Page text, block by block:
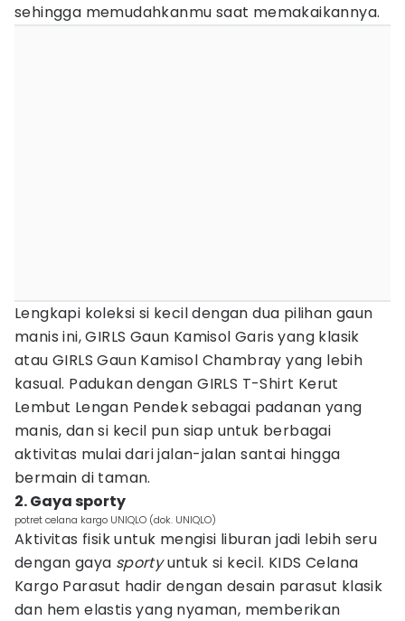
sehingga memudahkanmu saat memakaikannya.
Lengkapi koleksi si kecil dengan dua pilihan gaun
manis ini, GIRLS Gaun Kamisol Garis yang klasik
atau GIRLS Gaun Kamisol Chambray yang lebih
kasual. Padukan dengan GIRLS T-Shirt Kerut
Lembut Lengan Pendek sebagai padanan yang
manis, dan si kecil pun siap untuk berbagai
aktivitas mulai dari jalan-jalan santai hingga
bermain di taman.
2. Gaya sporty
potret celana kargo UNIQLO (dok. UNIQLO)
Aktivitas fisik untuk mengisi liburan jadi lebih seru
dengan gaya sportyuntuk si kecil. KIDS Celana
Kargo Parasut hadir dengan desain parasut klasik
dan hem elastis yang nyaman, memberikan